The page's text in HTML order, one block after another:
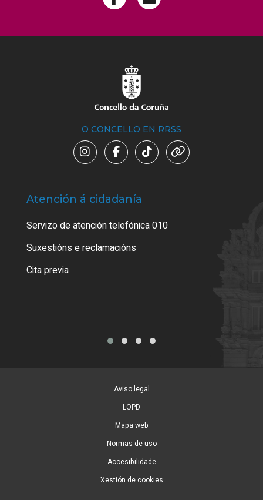
O CONCELLO EN RRSS
Atención á cidadanía
Servizo de atención telefónica 010
Suxestións e reclamacións
Cita previa
Aviso legal
LOPD
Mapa web
Normas de uso
Accesibilidade
Xestión de cookies